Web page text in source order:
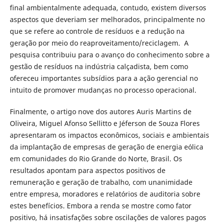
final ambientalmente adequada, contudo, existem diversos
aspectos que deveriam ser melhorados, principalmente no
que se refere ao controle de resíduos e a redução na
geração por meio do reaproveitamento/reciclagem. A
pesquisa contribuiu para o avanço do conhecimento sobre a
gestão de resíduos na indústria calçadista, bem como
ofereceu importantes subsídios para a ação gerencial no
intuito de promover mudanças no processo operacional.
Finalmente, o artigo nove dos autores Auris Martins de
Oliveira, Miguel Afonso Sellitto e Jéferson de Souza Flores
apresentaram os impactos econômicos, sociais e ambientais
da implantação de empresas de geração de energia eólica
em comunidades do Rio Grande do Norte, Brasil. Os
resultados apontam para aspectos positivos de
remuneração e geração de trabalho, com unanimidade
entre empresa, moradores e relatórios de auditoria sobre
estes benefícios. Embora a renda se mostre como fator
positivo, há insatisfações sobre oscilações de valores pagos